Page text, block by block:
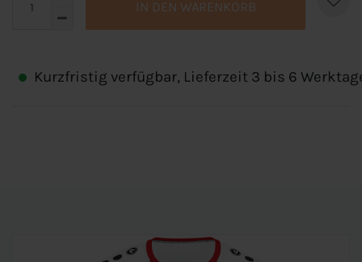
IN DEN WARENKORB
Kurzfristig verfügbar, Lieferzeit 3 bis 6